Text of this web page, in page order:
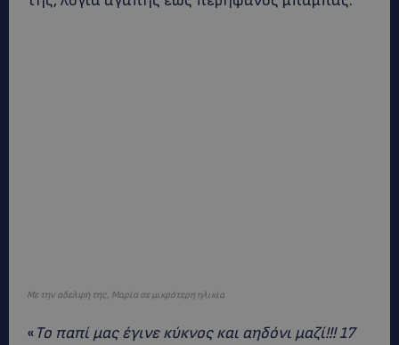
Με την αδελφή της, Μαρία σε μικρότερη ηλικία
«Το παπί μας έγινε κύκνος και αηδόνι μαζί!!! 17